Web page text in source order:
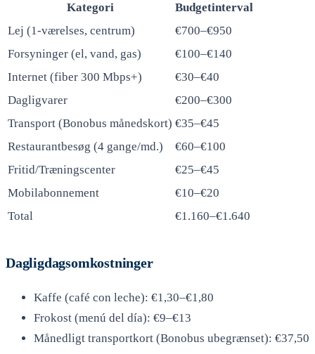
Kategori
Budgetinterval
Lej (1-værelses, centrum)
€700–€950
Forsyninger (el, vand, gas)
€100–€140
Internet (fiber 300 Mbps+)
€30–€40
Dagligvarer
€200–€300
Transport (Bonobus månedskort) €35–€45
Restaurantbesøg (4 gange/md.)
€60–€100
Fritid/Træningscenter
€25–€45
Mobilabonnement
€10–€20
Total
€1.160–€1.640
Dagligdagsomkostninger
Kaffe (café con leche): €1,30–€1,80
Frokost (menú del día): €9–€13
Månedligt transportkort (Bonobus ubegrænset): €37,50